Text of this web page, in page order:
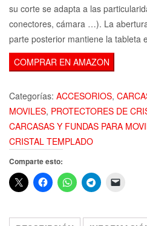
su corte se adapta a las
conectores, cámara …). La
parte posterior mantiene la tableta
COMPRAR EN AMAZON
Categorías: ACCESORIOS,
MOVILES, PROTECTORES DE
CARCASAS Y FUNDAS PARA
CRISTAL TEMPLADO
Comparte esto: